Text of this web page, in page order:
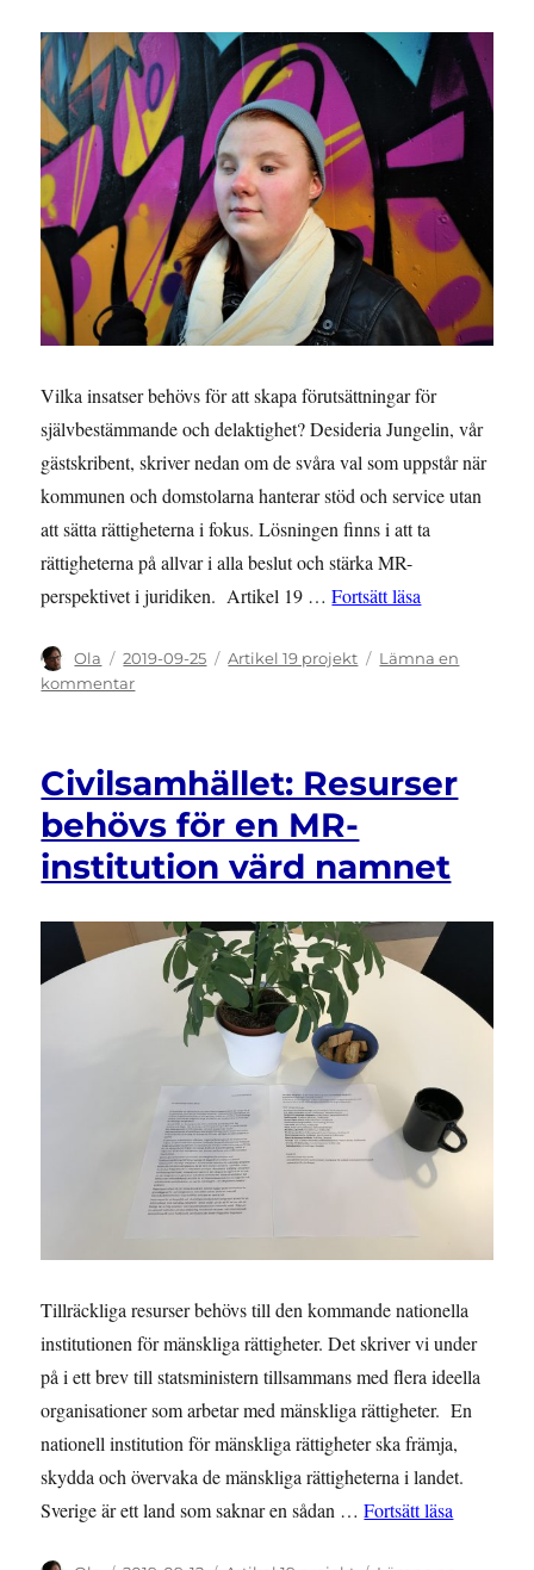
Vilka insatser behövs för att skapa förutsättningar för
självbestämmande och delaktighet? Desideria Jungelin, vår
gästskribent, skriver nedan om de svåra val som uppstår när
kommunen och domstolarna hanterar stöd och service utan
att sätta rättigheterna i fokus. Lösningen finns i att ta
rättigheterna på allvar i alla beslut och stärka MR-
perspektivet i juridiken. Artikel 19 …Fortsätt läsa
Författare
Ola
Publicerat
den
2019-09-25 Kategorier
Artikel 19 projekt
Lämna en
kommentartill
insatser
goda
levnadsvillkor
och
diskriminering
Civilsamhället: Resurser
behövs för en MR-
institution värd namnet
Tillräckliga resurser behövs till den kommande nationella
institutionen för mänskliga rättigheter. Det skriver vi under
på i ett brev till statsministern tillsammans med flera ideella
organisationer som arbetar med mänskliga rättigheter. En
nationell institution för mänskliga rättigheter ska främja,
skydda och övervaka de mänskliga rättigheterna i landet.
Sverige är ett land som saknar en sådan …Fortsätt läsa